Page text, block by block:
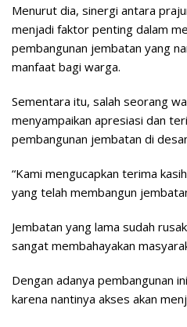
Menurut dia, sinergi antara
menjadi faktor penting dalam
pembangunan jembatan yang
manfaat bagi warga.
Sementara itu, salah seorang
menyampaikan apresiasi dan
pembangunan jembatan di
“Kami mengucapkan terima
yang telah membangun
Jembatan yang lama sudah
sangat membahayakan
Dengan adanya pembangunan
karena nantinya akses akan